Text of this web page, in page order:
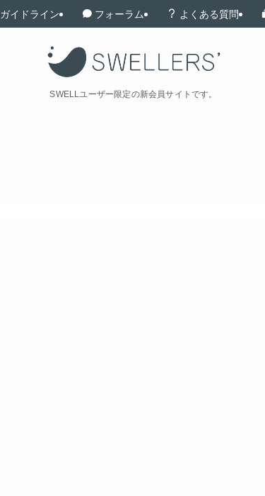
SWELLユーザー限定の新会員サイトです。
ガイドライン フォーラム よくある質問